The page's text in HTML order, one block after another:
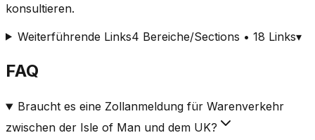
konsultieren.
Weiterführende Links4 Bereiche/Sections • 18 Links▾
FAQ
Braucht es eine Zollanmeldung für Warenverkehr
zwischen der Isle of Man und dem UK?